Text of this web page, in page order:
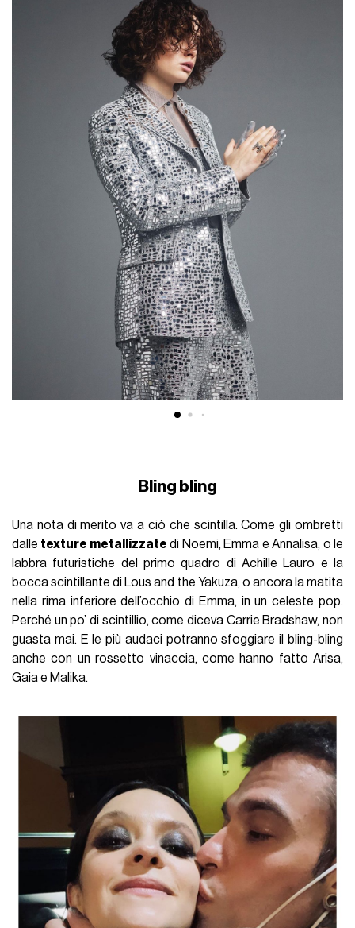
Bling bling
Una nota di merito va a ciò che scintilla. Come gli ombretti
dalle texture metallizzate di Noemi, Emma e Annalisa, o le
labbra futuristiche del primo quadro di Achille Lauro e la
bocca scintillante di Lous and the Yakuza, o ancora la matita
nella rima inferiore dell’occhio di Emma, in un celeste pop.
Perché un po’ di scintillio, come diceva Carrie Bradshaw, non
guasta mai. E le più audaci potranno sfoggiare il bling-bling
anche con un rossetto vinaccia, come hanno fatto Arisa,
Gaia e Malika.